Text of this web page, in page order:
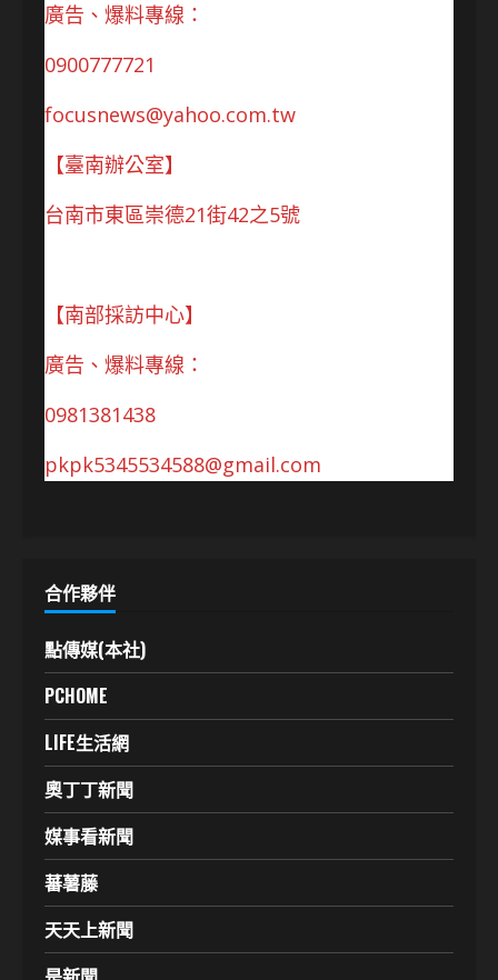
廣告、爆料專線：
0900777721
focusnews@yahoo.com.tw
【臺南辦公室】
台南市東區崇德21街42之5號
【南部採訪中心】
廣告、爆料專線：
0981381438
pkpk5345534588@gmail.com
合作夥伴
點傳媒(本社)
PCHOME
LIFE生活網
奧丁丁新聞
媒事看新聞
蕃薯藤
天天上新聞